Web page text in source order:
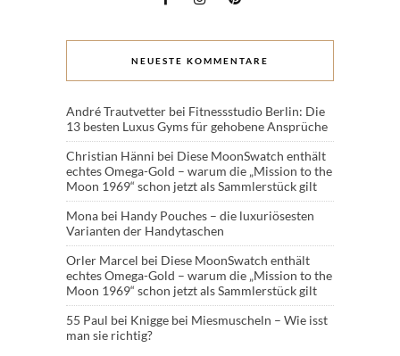
NEUESTE KOMMENTARE
André Trautvetter bei Fitnessstudio Berlin: Die
13 besten Luxus Gyms für gehobene Ansprüche
Christian Hänni bei Diese MoonSwatch enthält
echtes Omega-Gold – warum die „Mission to the
Moon 1969“ schon jetzt als Sammlerstück gilt
Mona bei Handy Pouches – die luxuriösesten
Varianten der Handytaschen
Orler Marcel bei Diese MoonSwatch enthält
echtes Omega-Gold – warum die „Mission to the
Moon 1969“ schon jetzt als Sammlerstück gilt
55 Paul bei Knigge bei Miesmuscheln – Wie isst
man sie richtig?